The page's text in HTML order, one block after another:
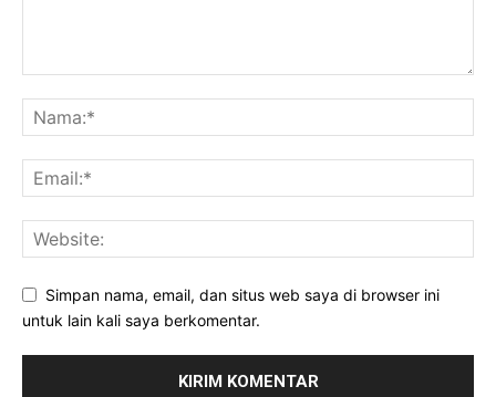
Simpan nama, email, dan situs web saya di browser ini
untuk lain kali saya berkomentar.